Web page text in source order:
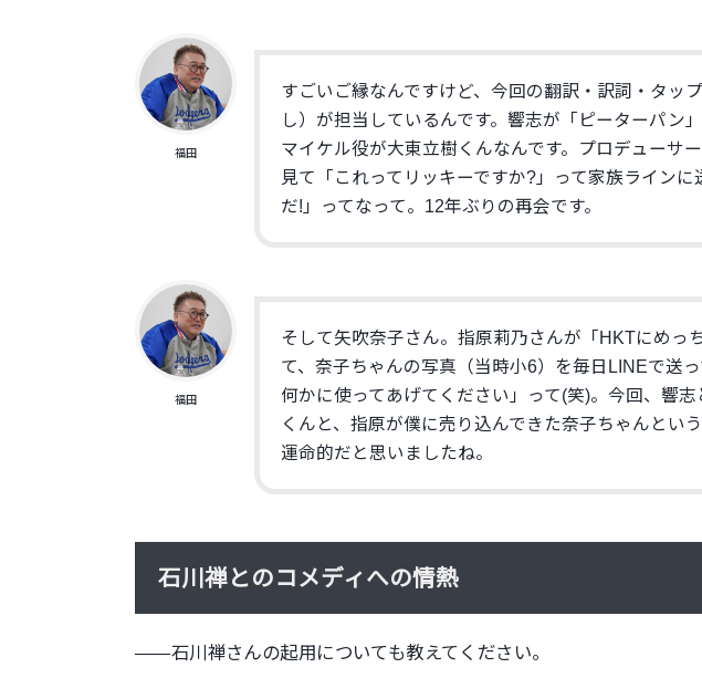
福田
すごいご縁なんですけど、今回の翻訳・訳詞・ タッ
し）が担当しているんです。響志が「ピーターパン
マイケル役が大東立樹くんなんです。
プロデューサ
見て「 これってリッキーですか?」って家族ラインに
だ!」ってなって。12年ぶりの再会です。
福田
そして矢吹奈子さん。指原莉乃さんが「 HKTにめっ
て、奈子ちゃんの写真（当時小6） を毎日LINEで送
何かに使ってあげてください」って(笑)。今回、響
くんと、指原が僕に売り込んできた奈子ちゃんとい
運命的だと思いましたね。
石川禅とのコメディへの情熱
――石川禅さんの起用についても教えてください。